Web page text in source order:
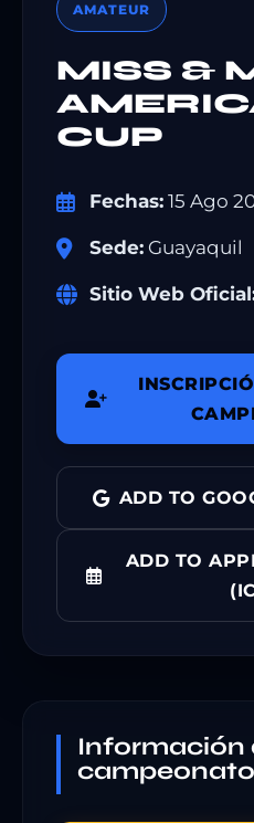
AMATEUR
MISS &
CUP
Fechas: 15 Ago
Sede: Guayaquil
Sitio Web
ADD TO
ADD TO
Información
campeonato